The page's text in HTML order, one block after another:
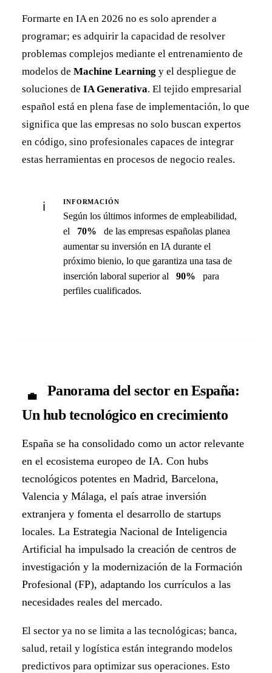
Formarte en IA en 2026 no es solo aprender a
programar; es adquirir la capacidad de resolver
problemas complejos mediante el entrenamiento de
modelos de Machine Learning y el despliegue de
soluciones de IA Generativa. El tejido empresarial
español está en plena fase de implementación, lo que
significa que las empresas no solo buscan expertos
en código, sino profesionales capaces de integrar
estas herramientas en procesos de negocio reales.
ℹ️ INFORMACIÓN
Según los últimos informes de empleabilidad,
el
70%
de las empresas españolas planea
aumentar su inversión en IA durante el
próximo bienio, lo que garantiza una tasa de
inserción laboral superior al
90%
para
perfiles cualificados.
💼
Panorama del sector en España:
Un hub tecnológico en crecimiento
España se ha consolidado como un actor relevante
en el ecosistema europeo de IA. Con hubs
tecnológicos potentes en Madrid, Barcelona,
Valencia y Málaga, el país atrae inversión
extranjera y fomenta el desarrollo de startups
locales. La Estrategia Nacional de Inteligencia
Artificial ha impulsado la creación de centros de
investigación y la modernización de la Formación
Profesional (FP), adaptando los currículos a las
necesidades reales del mercado.
El sector ya no se limita a las tecnológicas; banca,
salud, retail y logística están integrando modelos
predictivos para optimizar sus operaciones. Esto